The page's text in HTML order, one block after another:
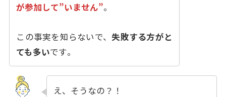
が参加して”いません”。
この事実を知らないで、 失敗する方がと
ても多いです。
え、そうなの ？！